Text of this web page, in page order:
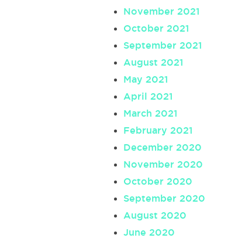
November 2021
October 2021
September 2021
August 2021
May 2021
April 2021
March 2021
February 2021
December 2020
November 2020
October 2020
September 2020
August 2020
June 2020